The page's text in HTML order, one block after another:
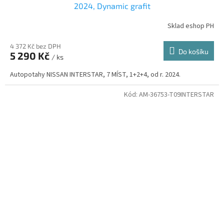
2024, Dynamic grafit
Sklad eshop PH
4 372 Kč bez DPH
5 290 Kč / ks
Do košíku
Autopotahy NISSAN INTERSTAR, 7 MÍST, 1+2+4, od r. 2024.
Kód: AM-36753-T09INTERSTAR